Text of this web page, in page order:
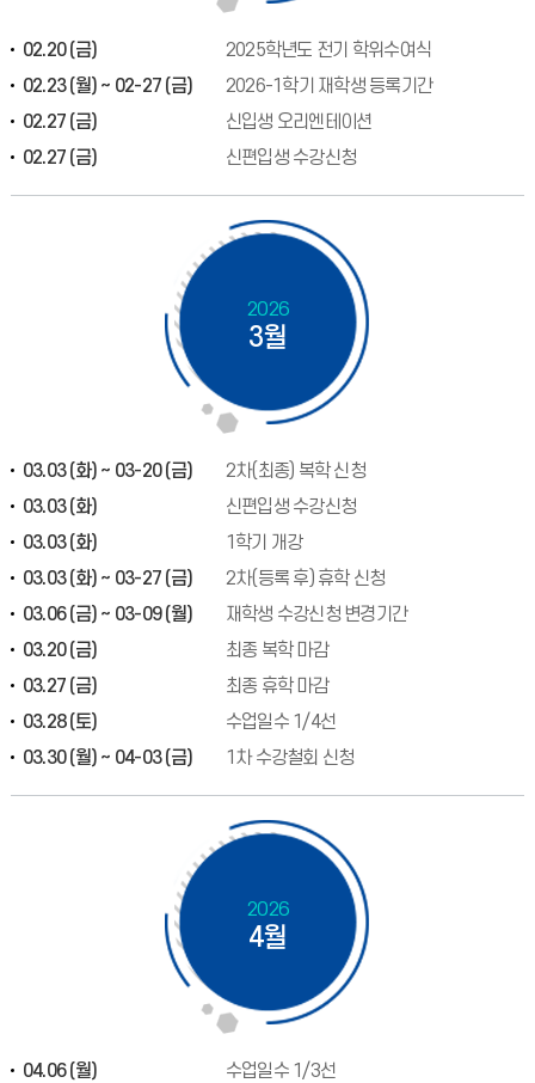
02.20 (금)
2025학년도 전기 학위수여식
02.23 (월) ~ 02-27 (금)
2026-1학기 재학생 등록기간
02.27 (금)
신입생 오리엔테이션
02.27 (금)
신편입생 수강신청
2026
3월
03.03 (화) ~ 03-20 (금)
2차(최종) 복학 신청
03.03 (화)
신편입생 수강신청
03.03 (화)
1학기 개강
03.03 (화) ~ 03-27 (금)
2차(등록 후) 휴학 신청
03.06 (금) ~ 03-09 (월)
재학생 수강신청 변경기간
03.20 (금)
최종 복학 마감
03.27 (금)
최종 휴학 마감
03.28 (토)
수업일수 1/4선
03.30 (월) ~ 04-03 (금)
1차 수강철회 신청
2026
4월
04.06 (월)
수업일수 1/3선